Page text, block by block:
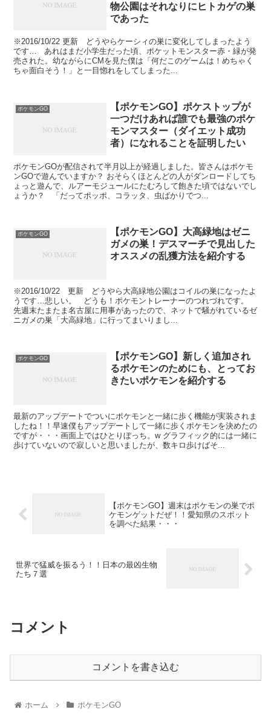
物公園はそれなりにヒトカゲの巣
であった
※2016/10/22 更新 どうやらケーシィの巣に変化してしまったよう
です… あれはまだ小学生だった頃、ポケットモンスター赤・緑が発
売された。幼ながらにCMを見た僕は「何だこのゲームは！めちゃく
ちゃ面白そう！」と一目惚れをしてしまった...
ポケモンGO
【ポケモンGO】ポケストップが
一つだけあれば誰でも最強のポケ
モンマスター（ダイエット成功
者）になれることを証明したい
ポケモンGOが配信されて半月以上が経過しました。皆さんはポケモ
ンGOで遊んでいますか？ おそらくほとんどの人がダンロードしてち
ょっと遊んで、ルアーモジュールにたむろして飽きた頃ではないでし
ょうか？ 「だってポッポ、コラッタ、虫ばかりでつ...
ポケモンGO
【ポケモンGO】大高緑地はゼニ
ガメの巣！デスマーチで見出した
オススメの乱獲方法を紹介する
※2016/10/22 更新 どうやら大高緑地公園はコイルの巣になったよ
うです…悲しい。 どうも！ポケモントレーナーのつれづれです。
先週末たまたま名古屋に用事があったので、ネットで騒がれているゼ
ニガメの巣「大高緑地」に行ってまいりまし...
ポケモンGO
【ポケモンGO】新しく追加され
るポケモンのためにも、とってお
きたいポケモンを紹介する
最新のアップデートでついにポケモンと一緒に歩く機能が実装されま
したね！！早速僕もアップデートして一緒に歩くポケモンを決めたの
ですが・・・画面上ではひとりぼっち。w グラフィック的には一緒に
歩けていないので寂しいと思いましたが、数キロ歩けばそ...
【ポケモンGO】週末はポケモンの巣でポ
ケモンゲットだぜ！！愛知県のスポット
を調べた結果・・・
世界で猛威を振るう！！日本の最凶生物
たち７選
コメント
コメントを書き込む
ホーム ポケモンGO